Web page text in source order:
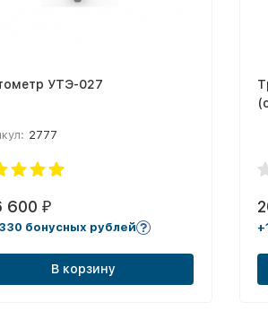
УТЭ-027
2777
600₽
бонусных рублей
В корзину